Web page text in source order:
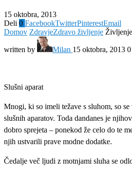
15 oktobra, 2013
Deli 0 FacebookTwitterPinterestEmail
Domov ZdravjeZdravo življenje
written by Milan 15 oktobra, 2013
Slušni aparat
Mnogi, ki so imeli težave s sluhom, so se
slušnih aparatov. Toda dandanes je
dobro sprejeta – ponekod že celo do te
njih ustvarili prave modne dodatke.
Čedalje več ljudi z motnjami sluha se